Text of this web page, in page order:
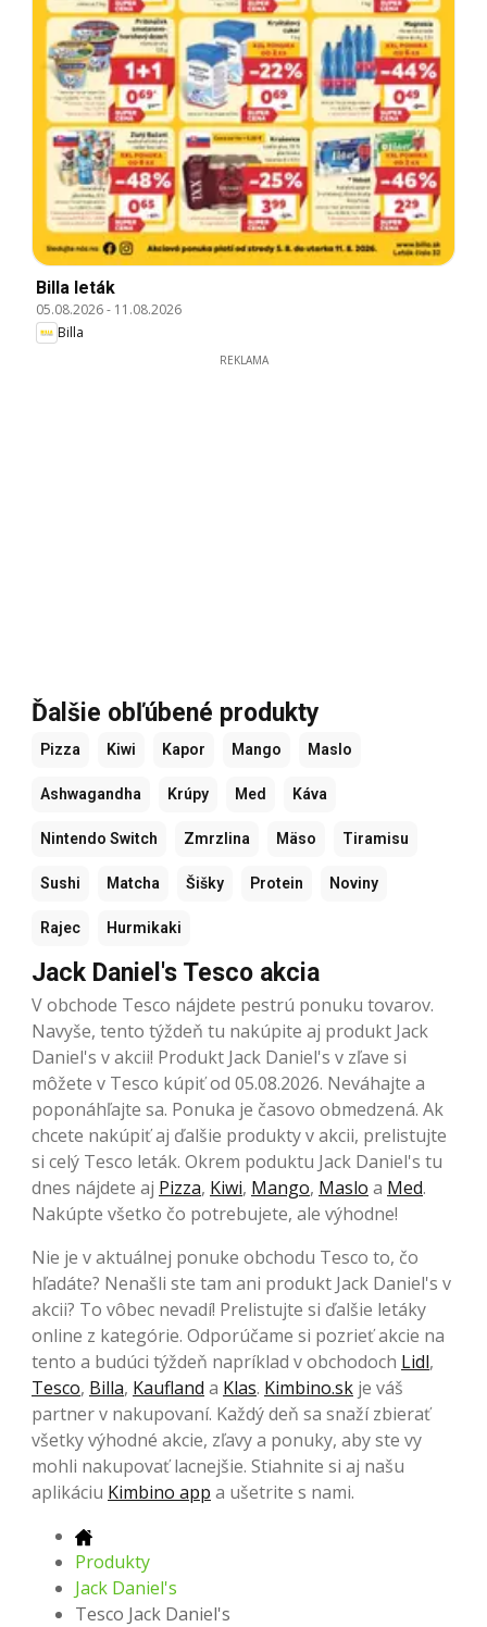
Billa leták
05.08.2026- 11.08.2026
Billa
REKLAMA
Ďalšie obľúbené produkty
Pizza Kiwi Kapor Mango Maslo
Ashwagandha Krúpy Med Káva
Nintendo Switch Zmrzlina Mäso Tiramisu
Sushi Matcha Šišky Protein Noviny
Rajec Hurmikaki
Jack Daniel's Tesco akcia
V obchode Tesco nájdete pestrú ponuku tovarov.
Navyše, tento týždeň tu nakúpite aj produkt Jack
Daniel's v akcii! Produkt Jack Daniel's v zľave si
môžete v Tesco kúpiť od 05.08.2026. Neváhajte a
poponáhľajte sa. Ponuka je časovo obmedzená. Ak
chcete nakúpiť aj ďalšie produkty v akcii, prelistujte
si celý Tesco leták. Okrem poduktu Jack Daniel's tu
dnes nájdete aj Pizza, Kiwi, Mango, Maslo a Med.
Nakúpte všetko čo potrebujete, ale výhodne!
Nie je v aktuálnej ponuke obchodu Tesco to, čo
hľadáte? Nenašli ste tam ani produkt Jack Daniel's v
akcii? To vôbec nevadí! Prelistujte si ďalšie letáky
online z kategórie. Odporúčame si pozrieť akcie na
tento a budúci týždeň napríklad v obchodoch Lidl,
Tesco, Billa, Kaufland a Klas. Kimbino.sk je váš
partner v nakupovaní. Každý deň sa snaží zbierať
všetky výhodné akcie, zľavy a ponuky, aby ste vy
mohli nakupovať lacnejšie. Stiahnite si aj našu
aplikáciu Kimbino app a ušetrite s nami.
Produkty
Jack Daniel's
Tesco Jack Daniel's